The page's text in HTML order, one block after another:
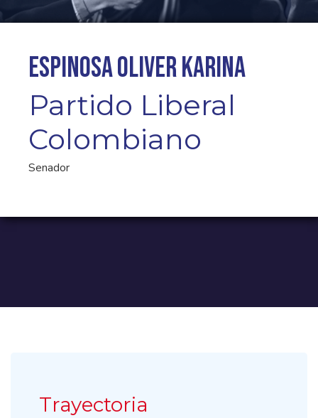
Espinosa Oliver Karina
Partido Liberal
Colombiano
Senador
Trayectoria